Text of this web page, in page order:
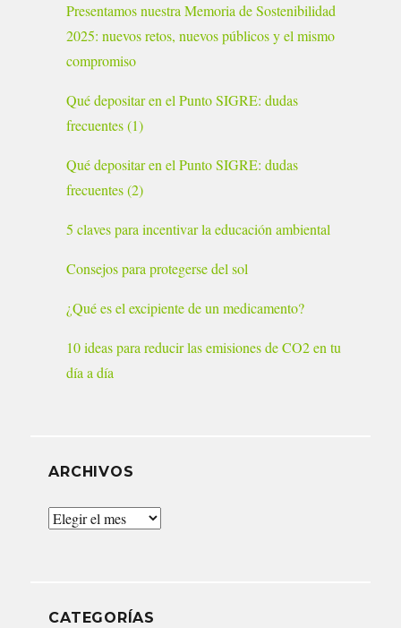
Presentamos nuestra Memoria de Sostenibilidad
2025: nuevos retos, nuevos públicos y el mismo
compromiso
Qué depositar en el Punto SIGRE: dudas
frecuentes (1)
Qué depositar en el Punto SIGRE: dudas
frecuentes (2)
5 claves para incentivar la educación ambiental
Consejos para protegerse del sol
¿Qué es el excipiente de un medicamento?
10 ideas para reducir las emisiones de CO2 en tu
día a día
ARCHIVOS
Archivos
CATEGORÍAS